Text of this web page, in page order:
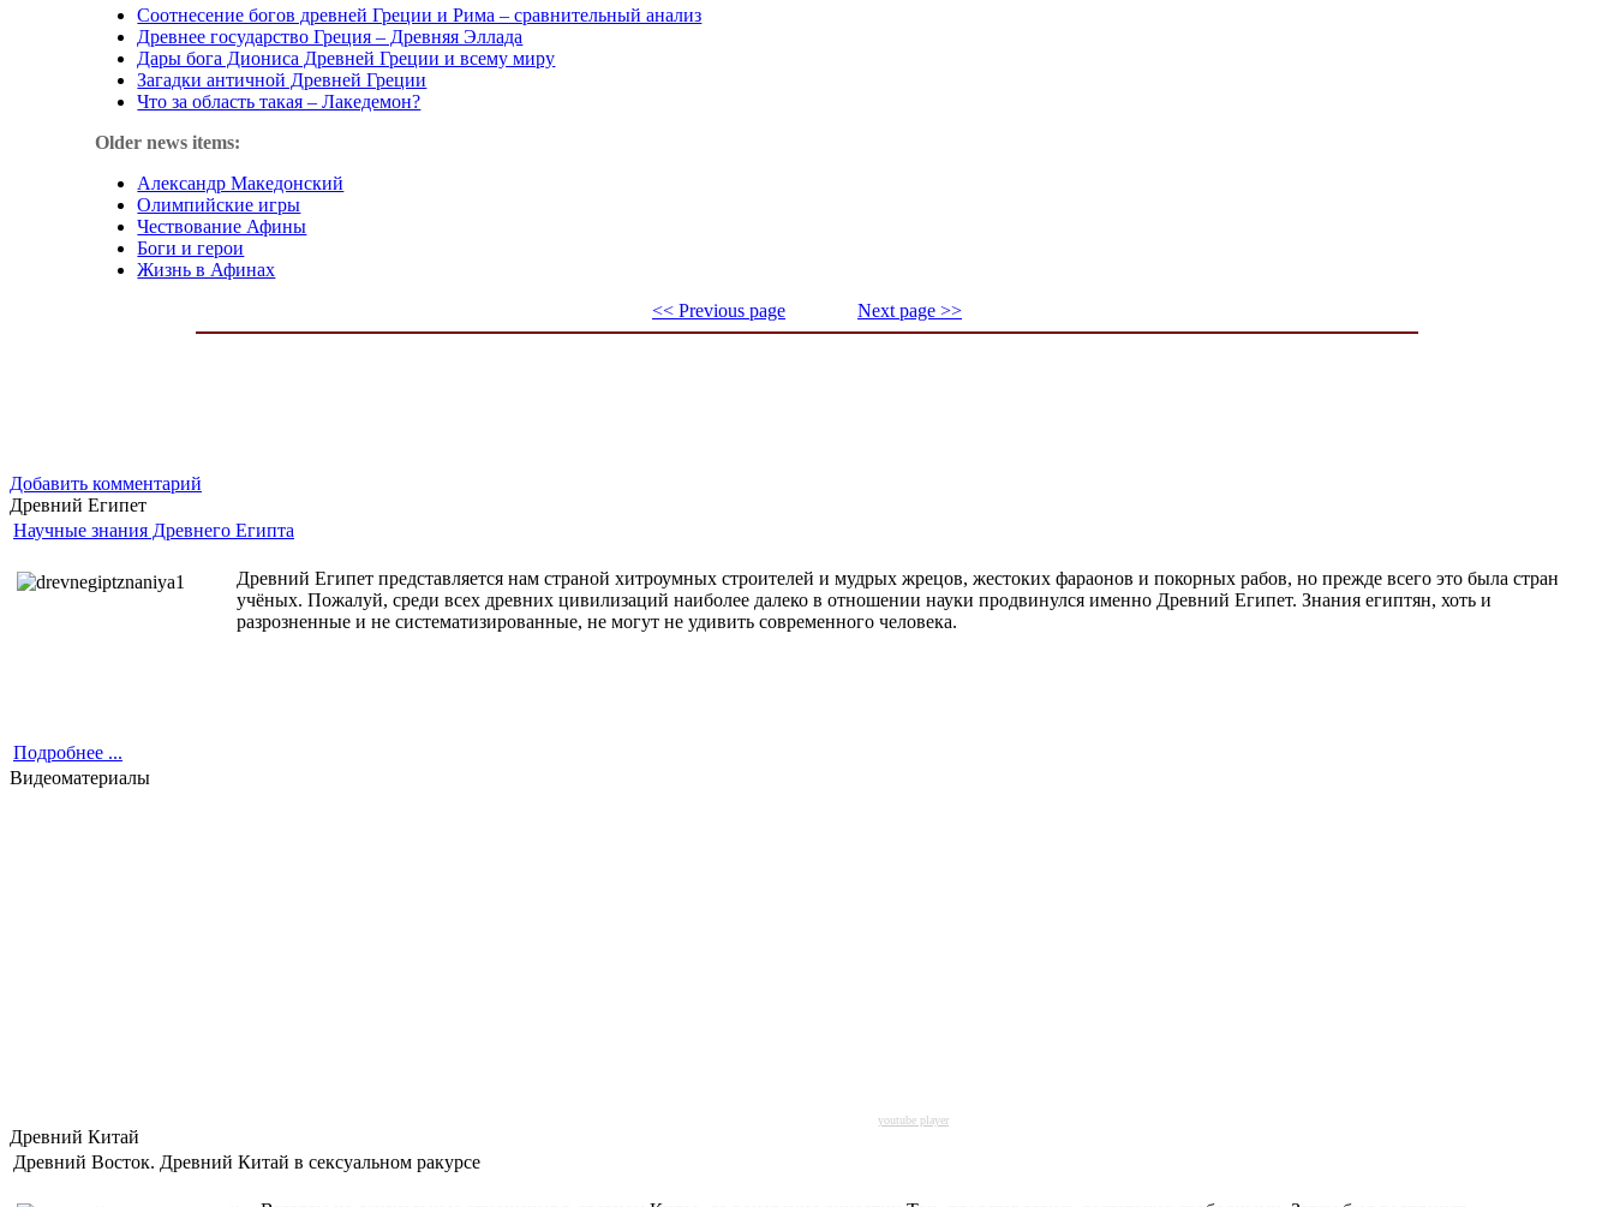
Соотнесение богов древней Греции и Рима – сравнительный анализ
Древнее государство Греция – Древняя Эллада
Дары бога Диониса Древней Греции и всему миру
Загадки античной Древней Греции
Что за область такая – Лакедемон?
Older news items:
Александр Македонский
Олимпийские игры
Чествование Афины
Боги и герои
Жизнь в Афинах
<< Previous page
Next page >>
Добавить комментарий
Древний Египет
Научные знания Древнего Египта
Древний Египет представляется нам страной хитроумных строителей и мудрых жрецов, жестоких фараонов и покорных рабов, но прежде всего это была стран
учёных. Пожалуй, среди всех древних цивилизаций наиболее далеко в отношении науки продвинулся именно Древний Египет. Знания египтян, хоть и
разрозненные и не систематизированные, не могут не удивить современного человека.
Подробнее ...
Видеоматериалы
youtube player
Древний Китай
Древний Восток. Древний Китай в сексуальном ракурсе